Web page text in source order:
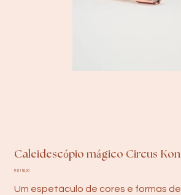
Caleidescópio mágico Circus
Preço
R$ 198,00
Um espetáculo de cores e formas